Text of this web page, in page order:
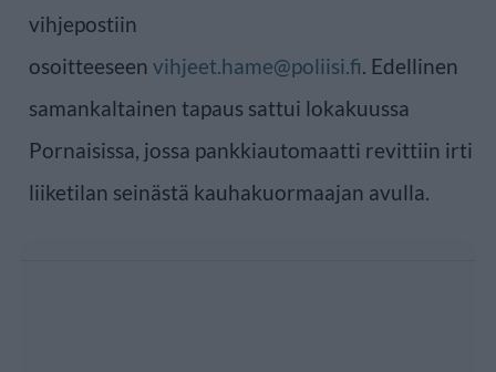
vihjepostiin
osoitteeseen vihjeet.hame@poliisi.fi. Edellinen
samankaltainen tapaus sattui lokakuussa
Pornaisissa, jossa pankkiautomaatti revittiin irti
liiketilan seinästä kauhakuormaajan avulla.